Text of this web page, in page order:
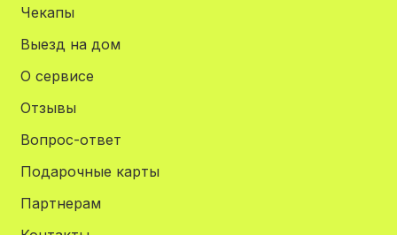
Чекапы
Выезд на дом
О сервисе
Отзывы
Вопрос-ответ
Подарочные карты
Партнерам